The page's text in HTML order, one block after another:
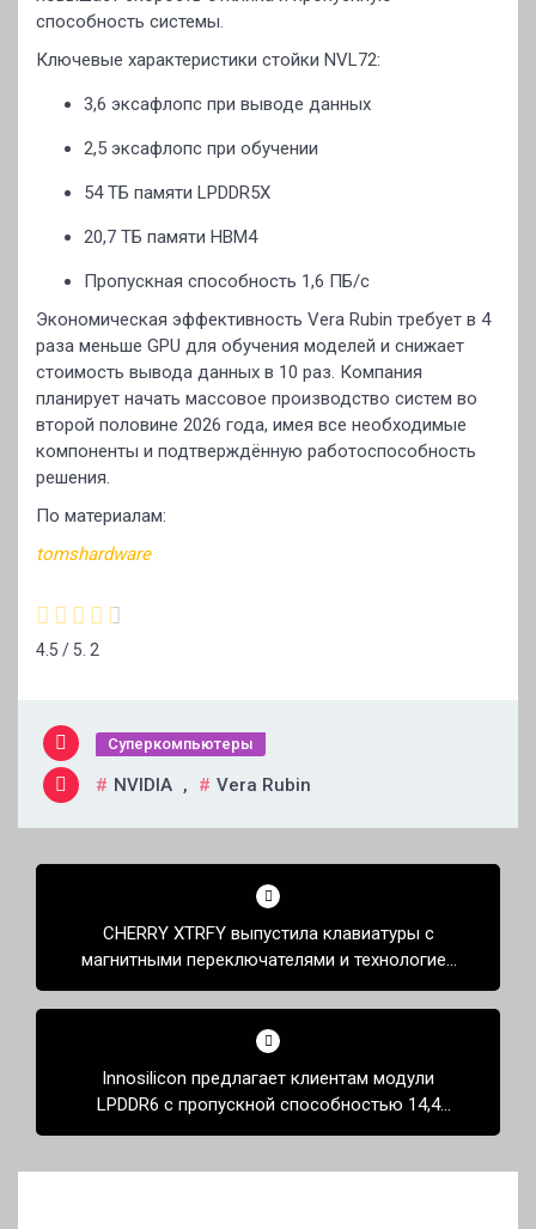
способность системы.
Ключевые характеристики стойки NVL72:
3,6 эксафлопс при выводе данных
2,5 эксафлопс при обучении
54 ТБ памяти LPDDR5X
20,7 ТБ памяти HBM4
Пропускная способность 1,6 ПБ/с
Экономическая эффективность Vera Rubin требует в 4
раза меньше GPU для обучения моделей и снижает
стоимость вывода данных в 10 раз. Компания
планирует начать массовое производство систем во
второй половине 2026 года, имея все необходимые
компоненты и подтверждённую работоспособность
решения.
По материалам:
tomshardware
4.5 / 5. 2
Суперкомпьютеры
NVIDIA , Vera Rubin
Навигация
записямCHERRY XTRFY выпустила клавиатуры с
магнитными переключателями и технологией
TMR
Innosilicon предлагает клиентам модули
LPDDR6 с пропускной способностью 14,4
Гбит/с